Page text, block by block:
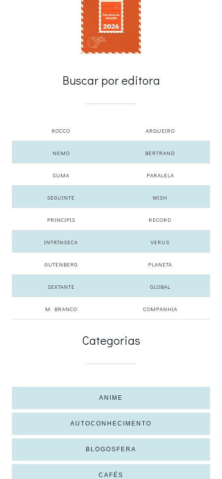
Buscar por editora
ROCCO ARQUEIRO
NEMO BERTRAND
SUMA PARALELA
SEGUINTE WISH
PRINCIPIS RECORD
INTRÍNSECA VERUS
GUTENBERG PLANETA
SEXTANTE GLOBAL
M. BRANCO COMPANHIA
Categorias
ANIME
AUTOCONHECIMENTO
BLOGOSFERA
CAFÉS